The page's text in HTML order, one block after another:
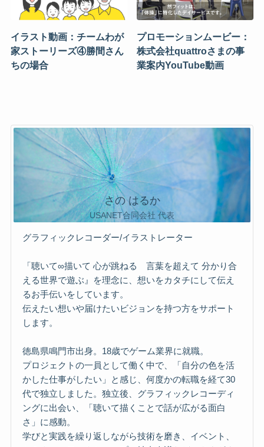
イラスト動画：チームわが
家ストーリーズ④勝間さん
ちの場合
プロモーションムービー：
株式会社quattroさまの事
業案内YouTube動画
さの はるか
USANET合同会社 代表
グラフィックレコーダー/イラストレーター
「聴いて∞描いて 心が跳ねる 言葉を超えて 分かり合
える世界で遊ぶ』を理念に、想いをカタチにして伝え
るお手伝いをしています。
伝えたい想いや届けたいビジョンを持つ方をサポート
します。
徳島県鳴門市出身。18歳でゲーム業界に就職。
プロジェクトの一員として働く中で、「自分の色を活
かした仕事がしたい」と感じ、何度かの転職を経て30
代で独立しました。独立後、グラフィックレコーディ
ングに出会い、「聴いて描くことで話が広がる面白
さ」に感動。
学びと実践を繰り返しながら技術を磨き、イベント、